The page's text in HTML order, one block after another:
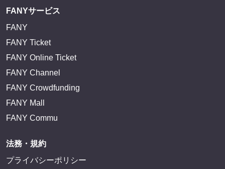
FANYサービス
FANY
FANY Ticket
FANY Online Ticket
FANY Channel
FANY Crowdfunding
FANY Mall
FANY Commu
法務・規約
プライバシーポリシー